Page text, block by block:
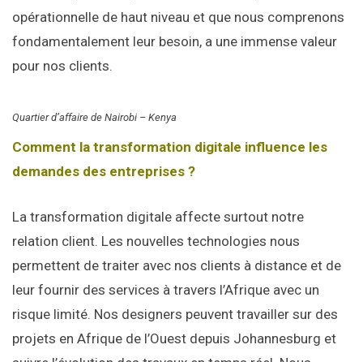
opérationnelle de haut niveau et que nous comprenons
fondamentalement leur besoin, a une immense valeur
pour nos clients.
Quartier d’affaire de Nairobi – Kenya
Comment la transformation digitale influence les
demandes des entreprises ?
La transformation digitale affecte surtout notre
relation client. Les nouvelles technologies nous
permettent de traiter avec nos clients à distance et de
leur fournir des services à travers l’Afrique avec un
risque limité. Nos designers peuvent travailler sur des
projets en Afrique de l’Ouest depuis Johannesburg et